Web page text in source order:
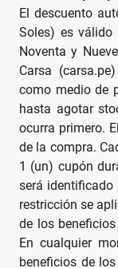
El descuento
Soles) es válido
Noventa y
Carsa
como medio de
hasta agotar
ocurra primero.
de la compra.
1 (un) cupón
será identificado
restricción se
de los
En cualquier
beneficios de